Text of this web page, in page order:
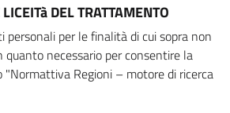
DEL TRATTAMENTO
per le finalità di cui sopra non
quanto necessario per consentire la
Regioni – motore di ricerca